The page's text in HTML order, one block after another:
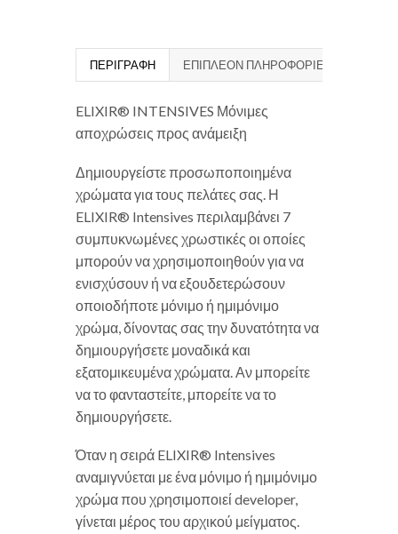
ΠΕΡΙΓΡΑΦΉ ΕΠΙΠΛΈΟΝ ΠΛΗΡΟΦΟΡΊΕΣ
ELIXIR® INTENSIVES Μόνιμες
αποχρώσεις προς ανάμειξη
Δημιουργείστε προσωποποιημένα
χρώματα για τους πελάτες σας. Η
ELIXIR® Intensives περιλαμβάνει 7
συμπυκνωμένες χρωστικές οι οποίες
μπορούν να χρησιμοποιηθούν για να
ενισχύσουν ή να εξουδετερώσουν
οποιοδήποτε μόνιμο ή ημιμόνιμο
χρώμα, δίνοντας σας την δυνατότητα να
δημιουργήσετε μοναδικά και
εξατομικευμένα χρώματα. Αν μπορείτε
να το φανταστείτε, μπορείτε να το
δημιουργήσετε.
Όταν η σειρά ELIXIR® Intensives
αναμιγνύεται με ένα μόνιμο ή ημιμόνιμο
χρώμα που χρησιμοποιεί developer,
γίνεται μέρος του αρχικού μείγματος.